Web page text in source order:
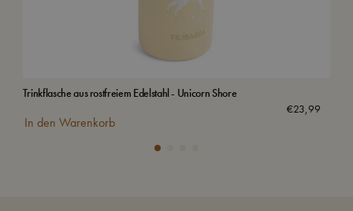
Trinkflasche aus rostfreiem Edelstahl - Unicorn Shore
€23,99
In den Warenkorb